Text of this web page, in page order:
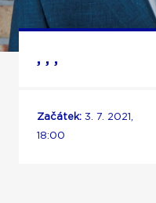
, , ,
Začátek: 3. 7. 2021,
18:00